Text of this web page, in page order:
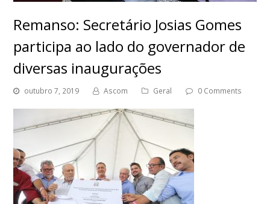
Remanso: Secretário Josias Gomes
participa ao lado do governador de
diversas inaugurações
outubro 7, 2019 Ascom Geral 0 Comments